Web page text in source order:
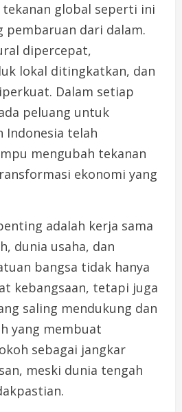
global seperti ini
pembaruan dari dalam.
dipercepat,
lokal ditingkatkan, dan
Dalam setiap
peluang untuk
Indonesia telah
mengubah tekanan
ekonomi yang
adalah kerja sama
dunia usaha, dan
bangsa tidak hanya
kebangsaan, tetapi juga
saling mendukung dan
yang membuat
sebagai jangkar
meski dunia tengah